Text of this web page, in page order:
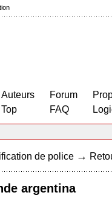
Auteurs
Top
Forum
FAQ
de police →
argentina